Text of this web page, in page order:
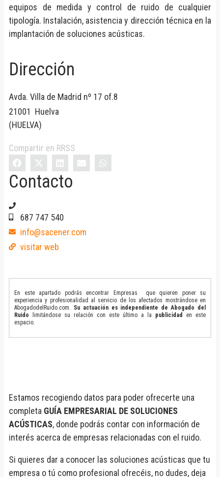
equipos de medida y control de ruido de cualquier
tipología. Instalación, asistencia y dirección técnica en la
implantación de soluciones acústicas.
Dirección
Avda. Villa de Madrid nº 17 of.8
21001 Huelva
(HUELVA)
Compartir en RRSS
Contacto
687 747 540
info@sacener.com
visitar web
En este apartado podrás encontrar Empresas que quieren poner su
experiencia y profesionalidad al servicio de los afectados mostrándose en
AbogadodelRuido.com. Su actuación es independiente de Abogado del
Ruido limitándose su relación con este último a la publicidad
en este
espacio.
Estamos recogiendo datos para poder ofrecerte una
completa GUÍA EMPRESARIAL DE SOLUCIONES
ACÚSTICAS, donde podrás contar con información de
interés acerca de empresas relacionadas con el ruido.
Si quieres dar a conocer las soluciones acústicas que tu
empresa o tú como profesional ofrecéis, no dudes, deja